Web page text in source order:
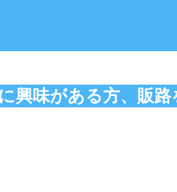
興味がある方、販
旨